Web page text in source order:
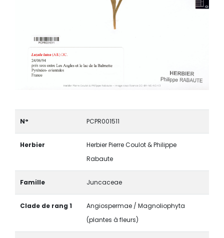
N° PCPR001511
Herbier
Herbier Pierre Coulot & Philippe
Rabaute
Famille Juncaceae
Clade de rang 1
Angiospermae / Magnoliophyta
(plantes à fleurs)